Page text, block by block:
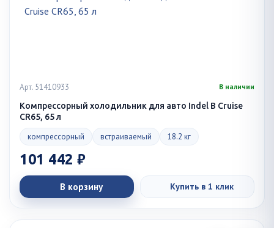
Арт. 51410933 В наличии
Компрессорный холодильник для авто Indel B Cruise
CR65, 65 л
компрессорный встраиваемый 18.2 кг
101 442 ₽
В корзину Купить в 1 клик